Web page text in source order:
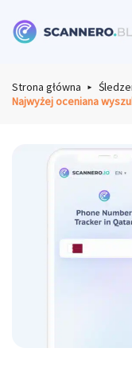
Strona główna
Najwyżej oceniana